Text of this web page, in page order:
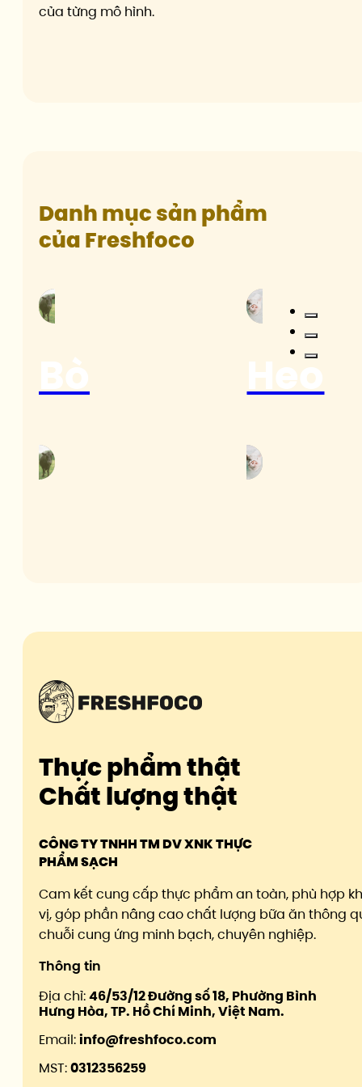
của từng mô hình.
Danh mục sản phẩm
của Freshfoco
Bò Heo
Thực phẩm thật
Chất lượng thật
CÔNG TY TNHH TM DV XNK THỰC
PHẨM SẠCH
Cam kết cung cấp thực phẩm an toàn, phù hợp
vị, góp phần nâng cao chất lượng bữa ăn thông
chuỗi cung ứng minh bạch, chuyên nghiệp.
Thông tin
Địa chỉ:46/53/12 Đường số 18, Phường Bình
Hưng Hòa, TP. Hồ Chí Minh, Việt Nam.
Email:info@freshfoco.com
MST:0312356259